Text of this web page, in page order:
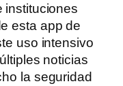
instituciones
esta app de
uso intensivo
noticias
la seguridad